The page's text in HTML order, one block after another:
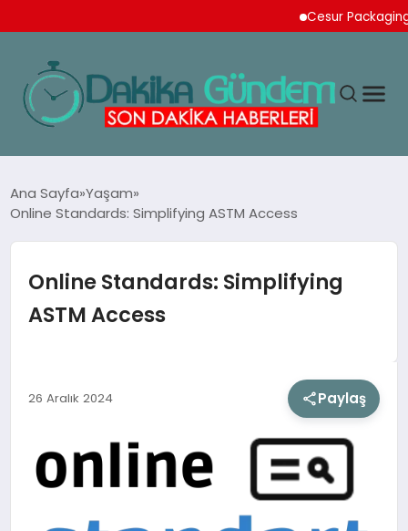
Cesur Packaging,
SPOR
EKONOMI
SIYASET
Ana Sayfa Yaşam
Online Standards: Simplifying ASTM Access
Online Standards: Simplifying
ASTM Access
26 Aralık 2024 Paylaş